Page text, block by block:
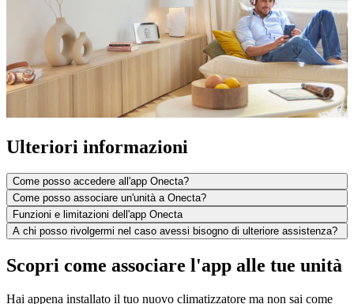
Ulteriori informazioni
Come posso accedere all'app Onecta?
Come posso associare un'unità a Onecta?
Funzioni e limitazioni dell'app Onecta
A chi posso rivolgermi nel caso avessi bisogno di ulteriore assistenza?
Scopri come associare l'app alle tue unità
Hai appena installato il tuo nuovo climatizzatore ma non sai come